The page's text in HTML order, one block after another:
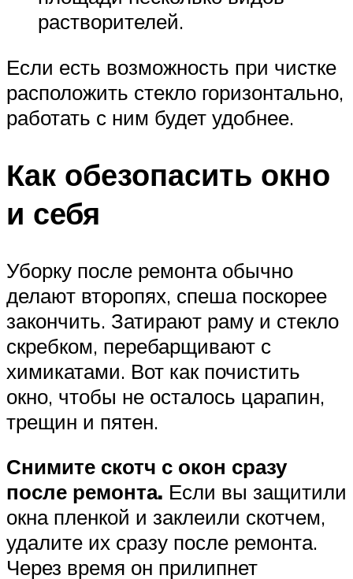
растворителей.
Если есть возможность при чистке
расположить стекло горизонтально,
работать с ним будет удобнее.
Как обезопасить окно
и себя
Уборку после ремонта обычно
делают второпях, спеша поскорее
закончить. Затирают раму и стекло
скребком, перебарщивают с
химикатами. Вот как почистить
окно, чтобы не осталось царапин,
трещин и пятен.
Снимите скотч с окон сразу
после ремонта. Если вы защитили
окна пленкой и заклеили скотчем,
удалите их сразу после ремонта.
Через время он прилипнет